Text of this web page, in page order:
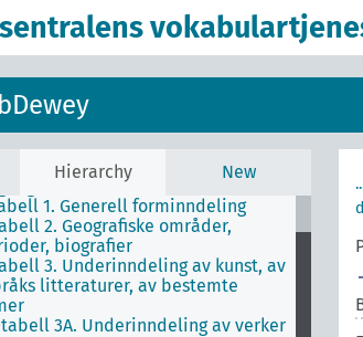
Hierarchy New
1. Generell forminndeling
2. Geografiske områder,
biografier
3. Underinndeling av kunst, av
litteraturer, av bestemte
3A. Underinndeling av verker